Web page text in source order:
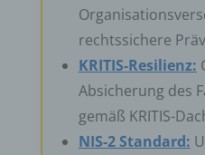
rechtssichere
KRITIS-Resilienz:
Absicherung des
gemäß KRITIS-
NIS-2 Standard: